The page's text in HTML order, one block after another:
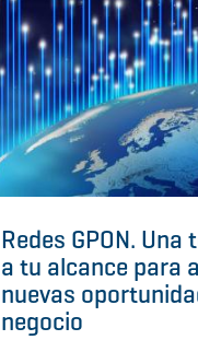
Redes GPON. Una
a tu alcance para
nuevas
negocio